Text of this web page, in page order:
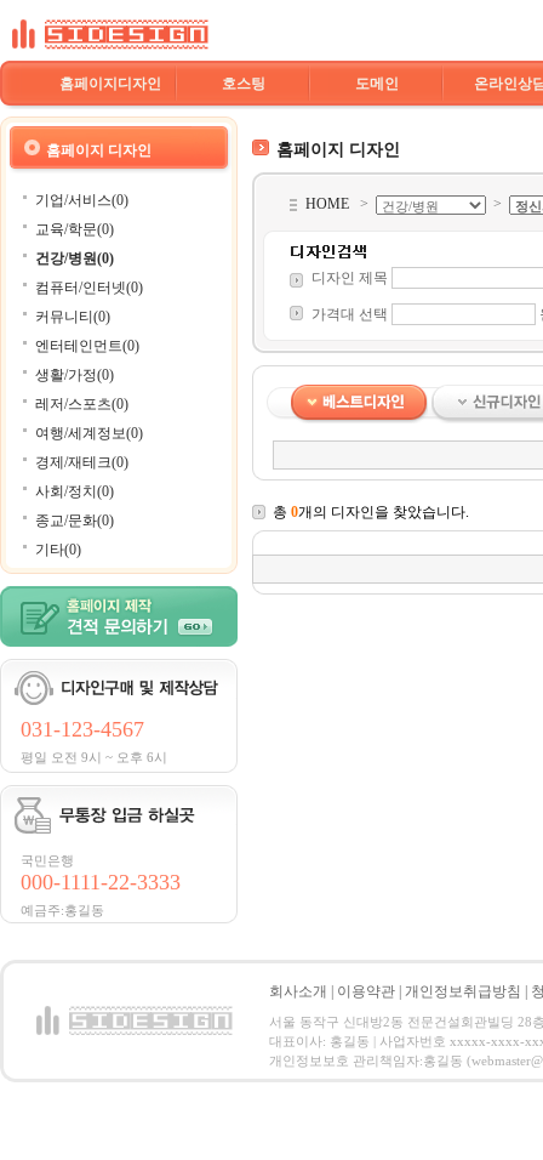
홈페이지디자인 호스팅 도메인 온라인상
홈페이지 디자인
기업/서비스(0)
교육/학문(0)
건강/병원(0)
컴퓨터/인터넷(0)
커뮤니티(0)
엔터테인먼트(0)
생활/가정(0)
레저/스포츠(0)
여행/세계정보(0)
경제/재테크(0)
사회/정치(0)
종교/문화(0)
기타(0)
031-123-4567
평일 오전 9시 ~ 오후 6시
국민은행
000-1111-22-3333
예금주:홍길동
홈페이지 디자인
HOME > >
디자인 제목
가격대 선택
총 0개의 디자인을 찾았습니다.
회사소개 이용약관 개인정보취급방침
서울 동작구 신대방2동 전문건설회관빌딩 28
대표이사: 홍길동 | 사업자번호 xxxxx-xxxx-
개인정보보호 관리책임자:홍길동